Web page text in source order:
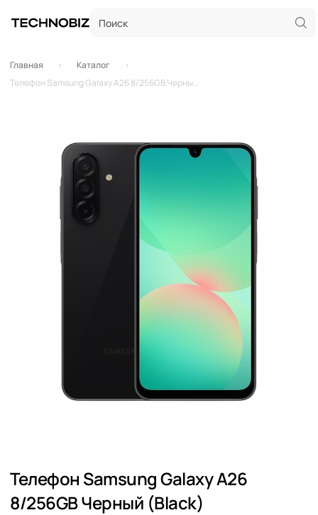
Главная
Каталог
Телефон Samsung Galaxy A26 8/256GB Черный (Black)
Телефон Samsung Galaxy A26
8/256GB Черный (Black)